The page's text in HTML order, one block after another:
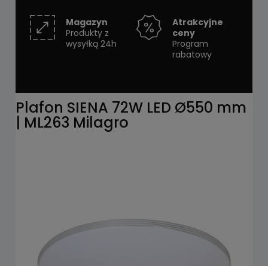
Magazyn
Produkty z
wysyłką 24h
Atrakcyjne
ceny
Program
rabatowy
Plafon SIENA 72W LED Ø550 mm
| ML263 Milagro